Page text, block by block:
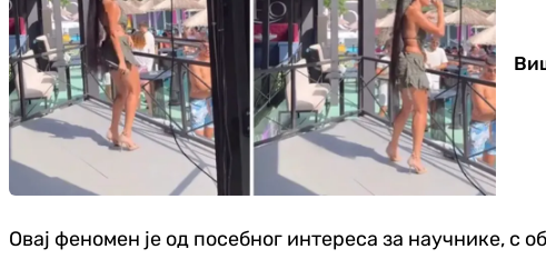
Овај феномен је од посебног интереса за научнике, с